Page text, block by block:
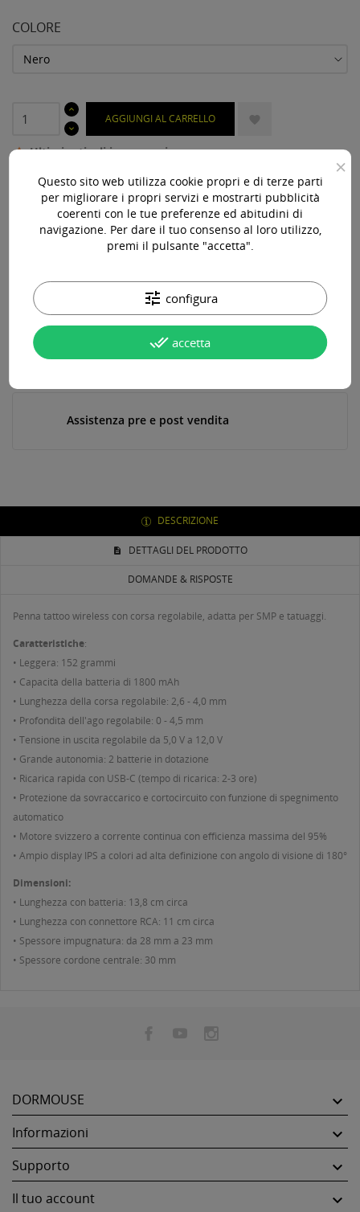
COLORE
AGGIUNGI AL CARRELLO 
Ultimi articoli in magazzino
Acquista 119,00 € (iva incl.) di prodotti per ottenere la
spedizione gratuita!
Paga online, alla consegna o in comode rate
Assistenza pre e post vendita
DESCRIZIONE
DETTAGLI DEL PRODOTTO
DOMANDE & RISPOSTE
Penna tattoo wireless con corsa regolabile, adatta per SMP e tatuaggi.
Caratteristiche:
• Leggera: 152 grammi
• Capacità della batteria di 1800 mAh
• Lunghezza della corsa regolabile: 2,6 - 4,0 mm
• Profondità dell'ago regolabile: 0 - 4,5 mm
• Tensione in uscita regolabile da 5,0 V a 12,0 V
• Grande autonomia: 2 batterie in dotazione
• Ricarica rapida con USB-C (tempo di ricarica: 2-3 ore)
• Protezione da sovraccarico e cortocircuito con funzione di spegnimento
automatico
• Motore svizzero a corrente continua con efficienza massima del 95%
• Ampio display IPS a colori ad alta definizione con angolo di visione di 180°
Dimensioni:
• Lunghezza con batteria: 13,8 cm circa
• Lunghezza con connettore RCA: 11 cm circa
• Spessore impugnatura: da 28 mm a 23 mm
• Spessore cordone centrale: 30 mm
DORMOUSE 
Informazioni 
Supporto 
Il tuo account 
×
Questo sito web utilizza cookie propri e di terze parti
per migliorare i propri servizi e mostrarti pubblicità
coerenti con le tue preferenze ed abitudini di
navigazione. Per dare il tuo consenso al loro utilizzo,
premi il pulsante "accetta".
tune configura
done_all accetta